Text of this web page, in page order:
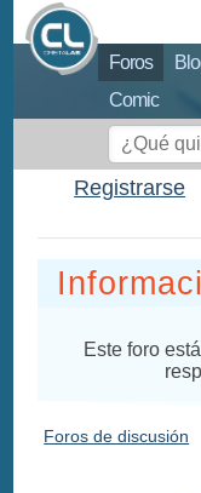
Foros
Comic
Registrarse
Este foro
Foros de discusión